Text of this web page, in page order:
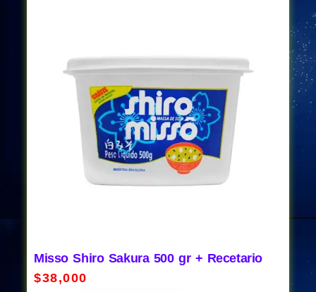
Misso Shiro Sakura 500 gr + Recetario
$38,000